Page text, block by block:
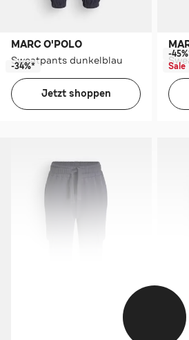
MARC O'POLO
Sweatpants dunkelblau
-34%*
Jetzt shoppen
-
Sale